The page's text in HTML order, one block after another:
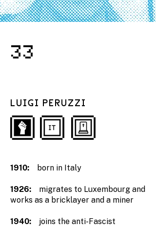
33
LUIGI PERUZZI
1910: born in Italy
1926: migrates to Luxembourg and
works as a bricklayer and a miner
1940: joins the anti-Fascist